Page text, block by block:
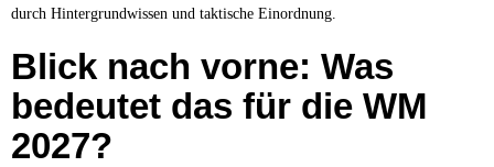
durch Hintergrundwissen und taktische Einordnung.
Blick nach vorne: Was
bedeutet das für die WM
2027?